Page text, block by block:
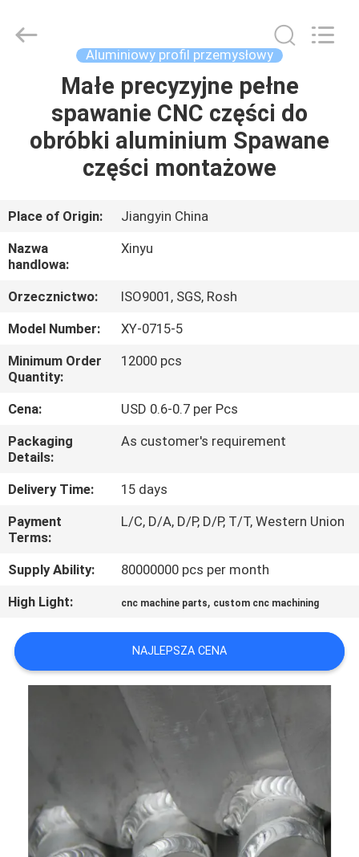
PRODUKTY
VR
O
NAS
PO
FABRYCE
KONTROLA
JAKOŚCI
SKONTAKTUJ
NAMI
AKTUALNOŚCI
SITEMAP
Rights
Aluminiowy profil przemysłowy
Małe precyzyjne pełne
spawanie CNC części do
obróbki aluminium Spawane
części montażowe
Place of Origin:
Jiangyin China
Nazwa
handlowa:
Xinyu
Orzecznictwo:
ISO9001, SGS, Rosh
Model Number:
XY-0715-5
Minimum Order
Quantity:
12000 pcs
Cena:
USD 0.6-0.7 per Pcs
Packaging
Details:
As customer's requirement
Delivery Time:
15 days
Payment
Terms:
L/C, D/A, D/P, D/P, T/T, Western Union
Supply Ability:
80000000 pcs per month
High Light:
cnc machine parts, custom cnc machining
NAJLEPSZA CENA